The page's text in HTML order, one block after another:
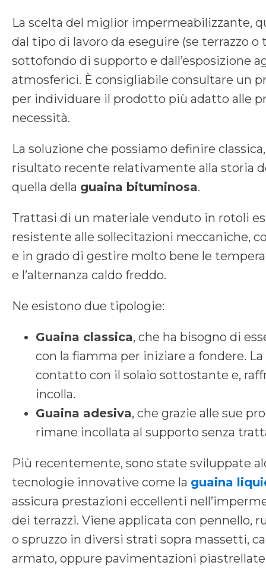
La scelta del miglior impermeabilizzante,
dal tipo di lavoro da eseguire (se terrazzo o
sottofondo di supporto e dall’esposizione
atmosferici. È consigliabile consultare un
per individuare il prodotto più adatto alle
necessità.
La soluzione che possiamo definire
risultato recente relativamente alla storia
quella della guaina bituminosa.
Trattasi di un materiale venduto in rotoli
resistente alle sollecitazioni meccaniche,
e in grado di gestire molto bene le
e l’alternanza caldo freddo.
Ne esistono due tipologie:
Guaina classica, che ha bisogno di
con la fiamma per iniziare a fondere.
contatto con il solaio sottostante e,
incolla.
Guaina adesiva, che grazie alle sue
rimane incollata al supporto senza
Più recentemente, sono state sviluppate
tecnologie innovative come la guaina
assicura prestazioni eccellenti
dei terrazzi. Viene applicata con pennello,
o spruzzo in diversi strati sopra massetti,
armato, oppure pavimentazioni